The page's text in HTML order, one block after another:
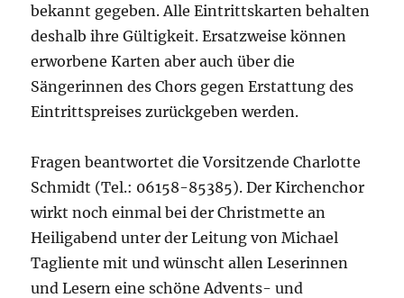
bekannt gegeben. Alle Eintrittskarten behalten
deshalb ihre Gültigkeit. Ersatzweise können
erworbene Karten aber auch über die
Sängerinnen des Chors gegen Erstattung des
Eintrittspreises zurückgeben werden.
Fragen beantwortet die Vorsitzende Charlotte
Schmidt (Tel.: 06158-85385). Der Kirchenchor
wirkt noch einmal bei der Christmette an
Heiligabend unter der Leitung von Michael
Tagliente mit und wünscht allen Leserinnen
und Lesern eine schöne Advents- und